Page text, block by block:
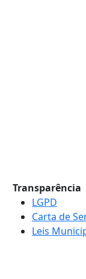
Transparência
LGPD
Carta de
Leis